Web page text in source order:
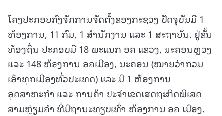
ໂຄງປະກອບກົງຈັກການຈັດຕັ້ງຂອງກະຊວງ ປັດຈຸບັນມີ 1
ຫ້ອງການ, 11 ກົມ, 1 ສໍານັກງານ ແລະ 1 ສະຖາບັນ. ຢູ່ຂັ້ນ
ທ້ອງຖິ່ນ ປະກອບມີ 18 ພະແນກ ອຄ ແຂວງ, ນະຄອນຫຼວງ
ແລະ 148 ຫ້ອງການ ອຄເມືອງ, ນະຄອນ (ໝາຍວ່າກວມ
ເອົາທຸກເມືອງທົ່ວປະເທດ) ແລະ ມີ 1 ຫ້ອງການ
ອຸດສາຫະກຳ ແລະ ການຄ້າ ປະຈຳເຂດເສດຖະກິດພິເສດ
ສາມຫຼ່ຽມຄຳ ທີ່ມີຖານະທຽບເທົ່າ ຫ້ອງການ ອຄ ເມືອງ.